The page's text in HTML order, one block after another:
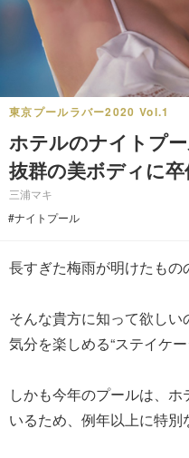
東京プールラバー2020 Vol.1
ホテルのナイトプ
抜群の美ボディに
三浦マキ
#ナイトプール
長すぎた梅雨が明けたもの
そんな貴方に知って欲し
気分を楽しめる“ステイケー
しかも今年のプールは、
いるため、例年以上に特別